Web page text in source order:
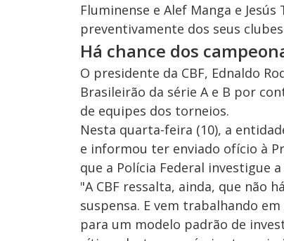
Fluminense e Alef Manga e
preventivamente dos seus
Há chance dos
O presidente da CBF, Ednaldo
Brasileirão da série A e B por
de equipes dos torneios.
Nesta quarta-feira (10), a
e informou ter enviado ofício à
que a Polícia Federal investigue
"A CBF ressalta, ainda, que não
suspensa. E vem trabalhando
para um modelo padrão de